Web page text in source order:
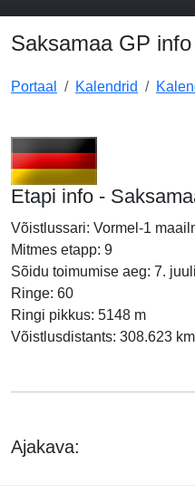
Saksamaa GP info
Portaal Kalendrid
Etapi info -
Võistlussari: Vormel-1
Mitmes etapp: 9
Sõidu toimumise aeg: 7. juuli
Ringe: 60
Ringi pikkus: 5148 m
Võistlusdistants: 308.623 km
Ajakava: